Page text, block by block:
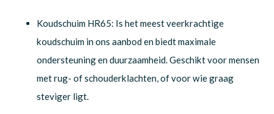
Koudschuim HR65: Is het meest veerkrachtige
koudschuim in ons aanbod en biedt maximale
ondersteuning en duurzaamheid. Geschikt voor mensen
met rug- of schouderklachten, of voor wie graag
steviger ligt.